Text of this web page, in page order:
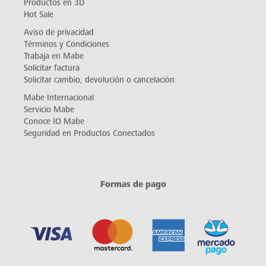
Productos en 3D
Hot Sale
Aviso de privacidad
Términos y Condiciones
Trabaja en Mabe
Solicitar factura
Solicitar cambio, devolución o cancelación
Mabe Internacional
Servicio Mabe
Conoce IO Mabe
Seguridad en Productos Conectados
Formas de pago